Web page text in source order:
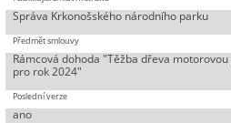
Správa Krkonošského národního parku
Rámcová dohoda "Těžba dřeva
pro rok 2024"
ano